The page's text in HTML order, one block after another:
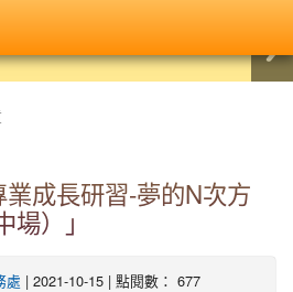
業成長研習-夢的N次方
場）」
處 | 2021-10-15 | 點閱數： 677